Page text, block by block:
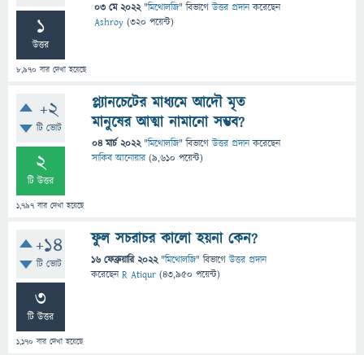
1
উত্তর
8,970 বার দেখা হয়েছে
03 মে 2022 "মিথোলজি" বিভাগে উত্তর প্রদান করেছেন
Ashroy (320 পয়েন্ট)
+2
টি ভোট
2
টি উত্তর
1,797 বার দেখা হয়েছে
প্ল্যানচেটের মাধ্যমে আদৌ মৃত
মানুষের আত্মা নামানো সম্ভব?
04 মার্চ 2022 "মিথোলজি" বিভাগে উত্তর প্রদান করেছেন
সাকিব আনোয়ার (9,610 পয়েন্ট)
+14
টি ভোট
3
টি উত্তর
1,170 বার দেখা হয়েছে
ফুল সচরাচর কালো হয়না কেন?
16 ফেব্রুয়ারি 2022 "মিথোলজি" বিভাগে উত্তর প্রদান
করেছেনR Atiqur (43,950 পয়েন্ট)